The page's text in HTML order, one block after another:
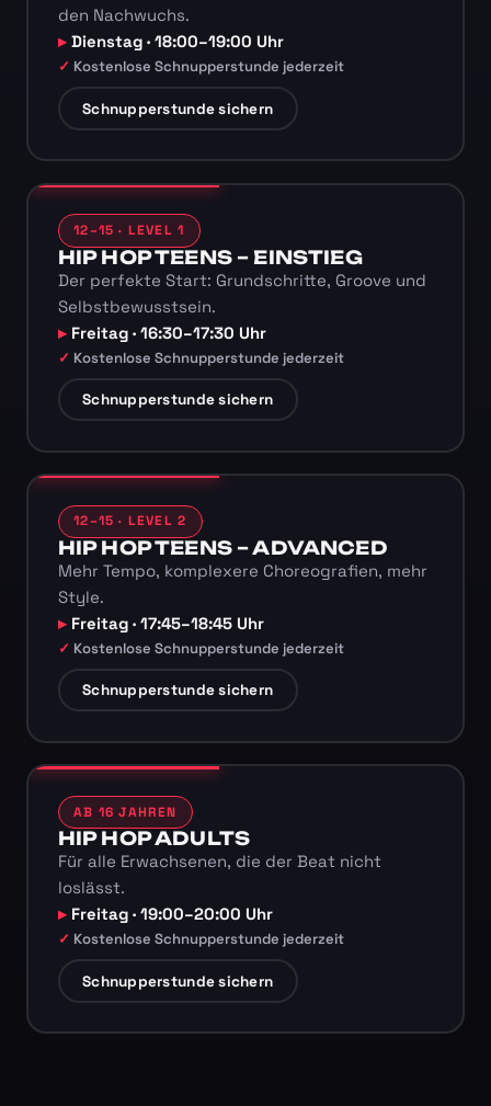
den Nachwuchs.
Dienstag · 18:00–19:00 Uhr
Kostenlose Schnupperstunde jederzeit
Schnupperstunde sichern
12–15 · LEVEL 1
HIP HOP TEENS – EINSTIEG
Der perfekte Start: Grundschritte, Groove und
Selbstbewusstsein.
Freitag · 16:30–17:30 Uhr
Kostenlose Schnupperstunde jederzeit
Schnupperstunde sichern
12–15 · LEVEL 2
HIP HOP TEENS – ADVANCED
Mehr Tempo, komplexere Choreografien, mehr
Style.
Freitag · 17:45–18:45 Uhr
Kostenlose Schnupperstunde jederzeit
Schnupperstunde sichern
AB 16 JAHREN
HIP HOP ADULTS
Für alle Erwachsenen, die der Beat nicht
loslässt.
Freitag · 19:00–20:00 Uhr
Kostenlose Schnupperstunde jederzeit
Schnupperstunde sichern